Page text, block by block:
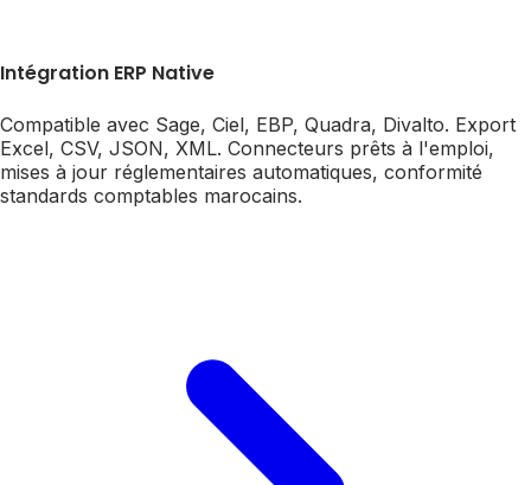
Intégration ERP Native
Compatible avec Sage, Ciel, EBP, Quadra, Divalto. Export
Excel, CSV, JSON, XML. Connecteurs prêts à l'emploi,
mises à jour réglementaires automatiques, conformité
standards comptables marocains.